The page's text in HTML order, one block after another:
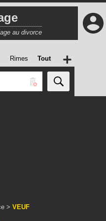
au divorce
Rimes Tout +
> VEUF